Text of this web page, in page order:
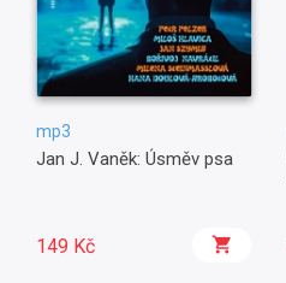
mp3
Jan J. Vaněk: Úsměv psa
149 Kč